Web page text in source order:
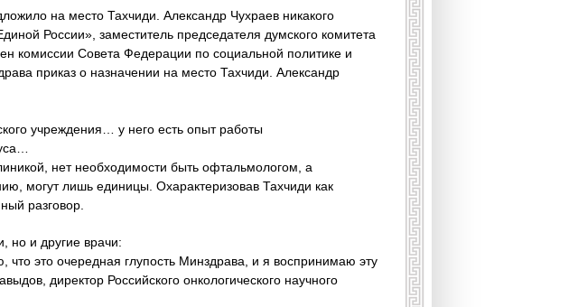
на место Тахчиди. Александр Чухраев никакого
России», замес­титель председателя думского комитета
комиссии Совета Федерации по социальной политике и
приказ о назначении на место Тахчиди. Александр
учреждения… у него есть опыт работы
нет необходимости быть офтальмологом, а
могут лишь единицы. Охарактеризовав Тахчиди как
разговор.
но и другие врачи:
это очередная глупость Минздрава, и я воспринимаю эту
директор Российского онкологического научного